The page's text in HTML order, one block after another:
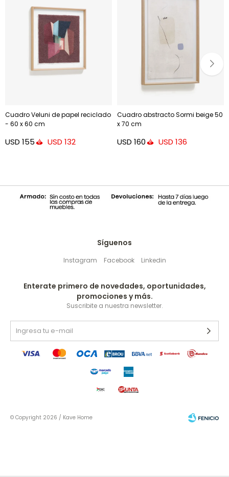
Cuadro Veluni de papel reciclado
- 60 x 60 cm
USD 155 USD 132
Cuadro abstracto Sormi beige 50
x 70 cm
USD 160 USD 136
Síguenos
Instagram Facebook Linkedin
Enterate primero de novedades, oportunidades,
promociones y más.
Suscribite a nuestra newsletter.
© Copyright 2026 / Kave Home